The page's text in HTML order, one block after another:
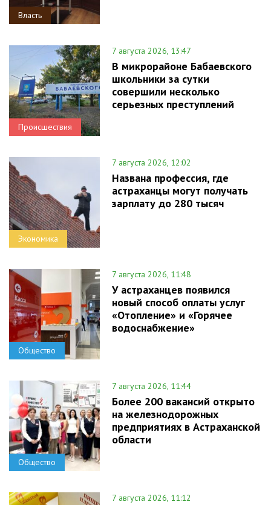
Власть
Происшествия
7 августа 2026, 13:47
В микрорайоне Бабаевского
школьники за сутки
совершили несколько
серьезных преступлений
Экономика
7 августа 2026, 12:02
Названа профессия, где
астраханцы могут получать
зарплату до 280 тысяч
Общество
7 августа 2026, 11:48
У астраханцев появился
новый способ оплаты услуг
«Отопление» и «Горячее
водоснабжение»
Общество
7 августа 2026, 11:44
Более 200 вакансий открыто
на железнодорожных
предприятиях в Астраханской
области
7 августа 2026, 11:12